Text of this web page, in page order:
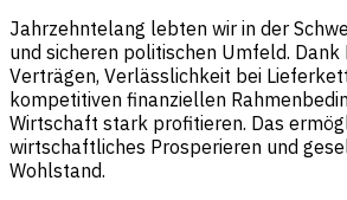
Jahrzehntelang lebten wir in der
und sicheren politischen Umfeld.
Verträgen, Verlässlichkeit bei
kompetitiven finanziellen
Wirtschaft stark profitieren. Das
wirtschaftliches Prosperieren und
Wohlstand.